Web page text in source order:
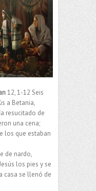
12, 1-12 Seis
a Betania,
resucitado de
una cena;
los que estaban
de nardo,
los pies y se
casa se llenó de